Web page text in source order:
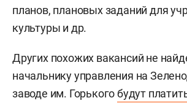
11,5 тыс. рублей. А раз в квартал
премия в размере одного оклада
начальнику отдела дотягивают
тыс. рублей в месяц.
планов, плановых заданий для
культуры и др.
Других похожих вакансий не
начальнику управления на
заводе им. Горькогобудут